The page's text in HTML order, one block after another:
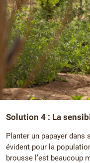
Solution 4 : La
Planter un papayer
évident pour la
brousse l’est beaucoup